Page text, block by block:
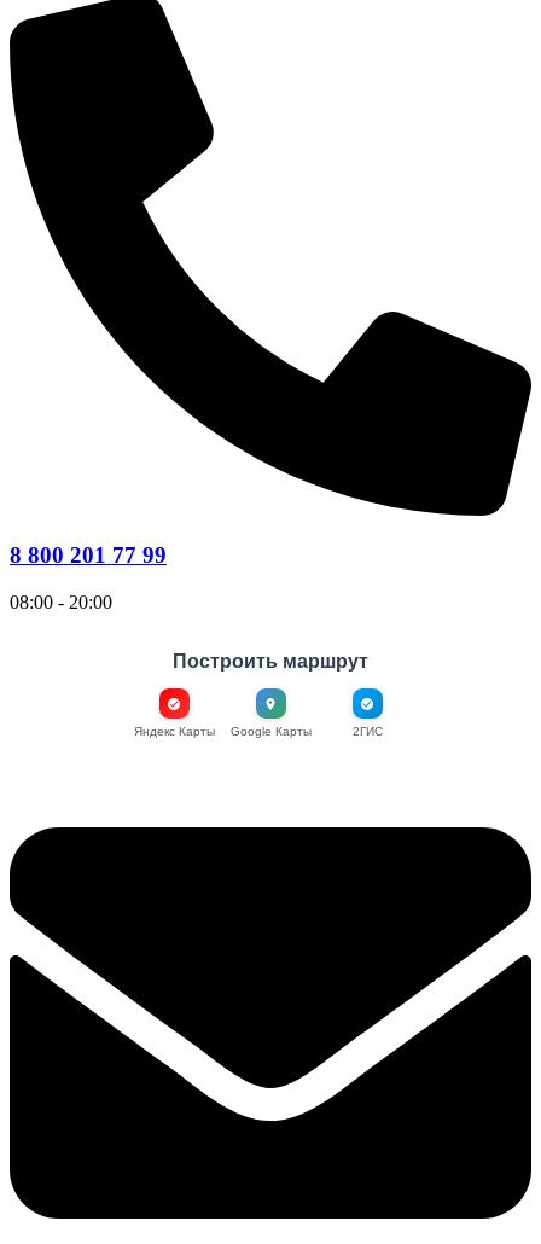
8 800 201 77 99
08:00 - 20:00
Построить маршрут
Яндекс Карты Google Карты 2ГИС